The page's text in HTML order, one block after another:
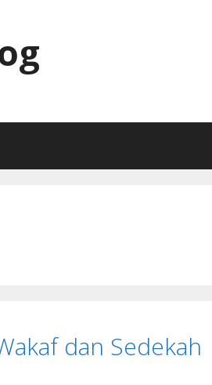
dan Sedekah